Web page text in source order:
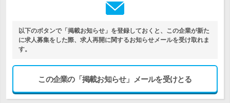
以下のボタンで「掲載お知らせ」を登録しておくと、この企業が新た
に求人募集をした際、求人再開に関するお知らせメールを受け取れま
す。
この企業の「掲載お知らせ」メールを受けとる